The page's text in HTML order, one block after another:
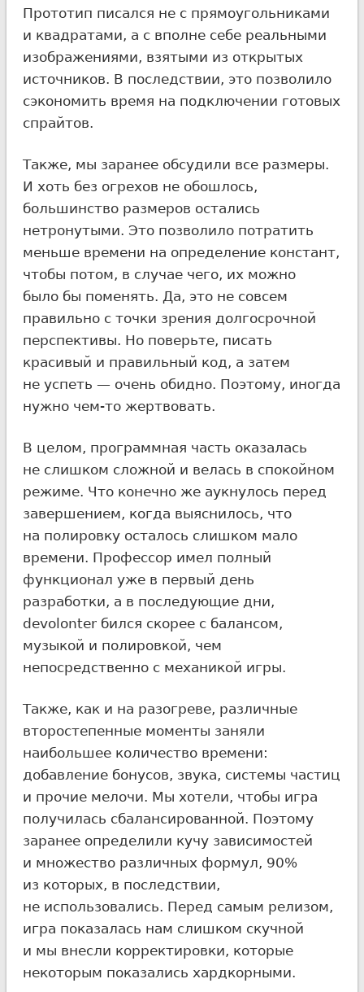
Прототип писался не с прямоугольниками
и квадратами, а с вполне себе реальными
изображениями, взятыми из открытых
источников. В последствии, это позволило
сэкономить время на подключении готовых
спрайтов.
Также, мы заранее обсудили все размеры.
И хоть без огрехов не обошлось,
большинство размеров остались
нетронутыми. Это позволило потратить
меньше времени на определение констант,
чтобы потом, в случае чего, их можно
было бы поменять. Да, это не совсем
правильно с точки зрения долгосрочной
перспективы. Но поверьте, писать
красивый и правильный код, а затем
не успеть — очень обидно. Поэтому, иногда
нужно чем-то жертвовать.
В целом, программная часть оказалась
не слишком сложной и велась в спокойном
режиме. Что конечно же аукнулось перед
завершением, когда выяснилось, что
на полировку осталось слишком мало
времени. Профессор имел полный
функционал уже в первый день
разработки, а в последующие дни,
devolonter бился скорее с балансом,
музыкой и полировкой, чем
непосредственно с механикой игры.
Также, как и на разогреве, различные
второстепенные моменты заняли
наибольшее количество времени:
добавление бонусов, звука, системы частиц
и прочие мелочи. Мы хотели, чтобы игра
получилась сбалансированной. Поэтому
заранее определили кучу зависимостей
и множество различных формул, 90%
из которых, в последствии,
не использовались. Перед самым релизом,
игра показалась нам слишком скучной
и мы внесли корректировки, которые
некоторым показались хардкорными.